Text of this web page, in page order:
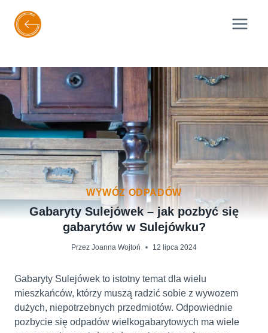
treści
WYWÓZ ODPADÓW
Gabaryty Sulejówek – jak pozbyć się
gabarytów w Sulejówku?
Przez Joanna Wojtoń 12 lipca 2024
Gabaryty Sulejówek to istotny temat dla wielu
mieszkańców, którzy muszą radzić sobie z wywozem
dużych, niepotrzebnych przedmiotów. Odpowiednie
pozbycie się odpadów wielkogabarytowych ma wiele